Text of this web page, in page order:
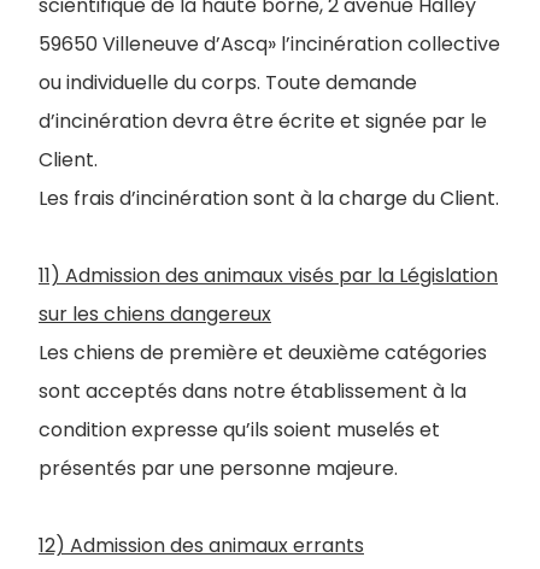
59650 Villeneuve d’Ascq» l’incinération collective
ou individuelle du corps. Toute demande
d’incinération devra être écrite et signée par le
Client.
Les frais d’incinération sont à la charge du Client.
11) Admission des animaux visés par la Législation
sur les chiens dangereux
Les chiens de première et deuxième catégories
sont acceptés dans notre établissement à la
condition expresse qu’ils soient muselés et
présentés par une personne majeure.
12) Admission des animaux errants